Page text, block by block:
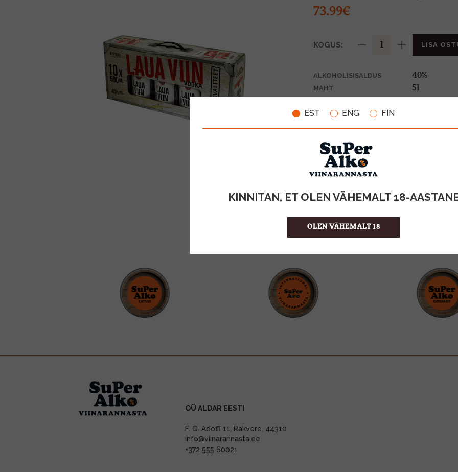
EST ENG FIN
KINNITAN, ET OLEN VÄHEMALT 18-
OLEN VÄHEMALT 18
73.99€
KOGUS: LISA
ALKOHOLISISALDUS 40%
MAHT 5l
TOOTE LIIK
ÜHIKU HIND
KOGUS KASTIS
OÜ ALDAR EESTI
F. G. Adoffi 11, Rakvere, 44310
info@viinarannasta.ee
+372 555 60021